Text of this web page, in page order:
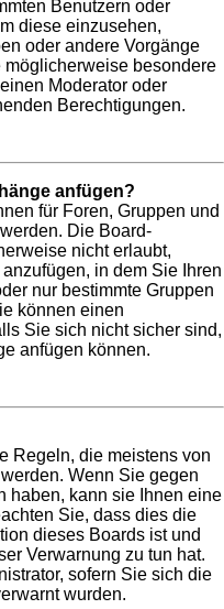
Benutzern oder
diese einzusehen,
oder andere Vorgänge
besondere
Moderator oder
Berechtigungen.
anfügen?
für Foren, Gruppen und
Die Board-
nicht erlaubt,
in dem Sie Ihren
nur bestimmte Gruppen
können einen
Sie sich nicht sicher sind,
anfügen können.
Regeln, die meistens von
Wenn Sie gegen
haben, kann sie Ihnen eine
Sie, dass dies die
dieses Boards ist und
Verwarnung zu tun hat.
sofern Sie sich die
wurden.